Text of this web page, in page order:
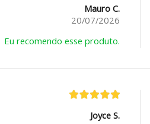
Mauro C.
20/07/2026
Eu recomendo esse produto.
Joyce S.